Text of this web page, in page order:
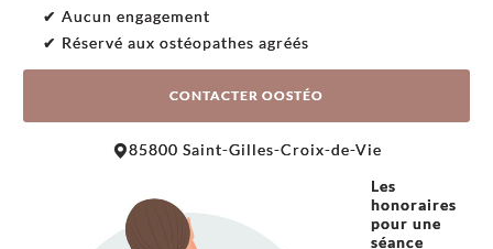
✔ Aucun engagement
✔ Réservé aux ostéopathes agréés
CONTACTER OOSTÉO
85800 Saint-Gilles-Croix-de-Vie
Les
honoraires
pour une
séance